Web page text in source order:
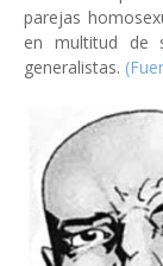
parejas
en multitud de
generalistas.